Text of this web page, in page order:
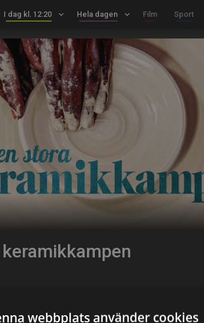
I dag kl. 12:20 keyboard_arrow_down Hela dagen keyboard_arrow_down Film Sport
i Stoke-on-Trent och bara fem
webbplats använder cookies